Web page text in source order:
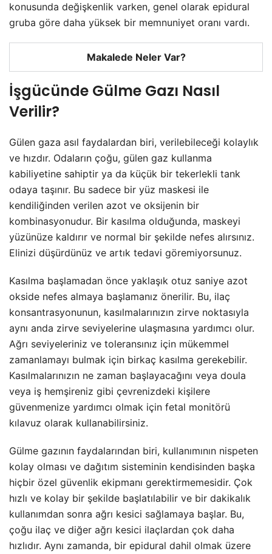
konusunda değişkenlik varken, genel olarak epidural
gruba göre daha yüksek bir memnuniyet oranı vardı.
Makalede Neler Var?
İşgücünde Gülme Gazı Nasıl
Verilir?
Gülen gaza asıl faydalardan biri, verilebileceği kolaylık
ve hızdır. Odaların çoğu, gülen gaz kullanma
kabiliyetine sahiptir ya da küçük bir tekerlekli tank
odaya taşınır. Bu sadece bir yüz maskesi ile
kendiliğinden verilen azot ve oksijenin bir
kombinasyonudur. Bir kasılma olduğunda, maskeyi
yüzünüze kaldırır ve normal bir şekilde nefes alırsınız.
Elinizi düşürdünüz ve artık tedavi göremiyorsunuz.
Kasılma başlamadan önce yaklaşık otuz saniye azot
okside nefes almaya başlamanız önerilir. Bu, ilaç
konsantrasyonunun, kasılmalarınızın zirve noktasıyla
aynı anda zirve seviyelerine ulaşmasına yardımcı olur.
Ağrı seviyeleriniz ve toleransınız için mükemmel
zamanlamayı bulmak için birkaç kasılma gerekebilir.
Kasılmalarınızın ne zaman başlayacağını veya doula
veya iş hemşireniz gibi çevrenizdeki kişilere
güvenmenize yardımcı olmak için fetal monitörü
kılavuz olarak kullanabilirsiniz.
Gülme gazının faydalarından biri, kullanımının nispeten
kolay olması ve dağıtım sisteminin kendisinden başka
hiçbir özel güvenlik ekipmanı gerektirmemesidir. Çok
hızlı ve kolay bir şekilde başlatılabilir ve bir dakikalık
kullanımdan sonra ağrı kesici sağlamaya başlar. Bu,
çoğu ilaç ve diğer ağrı kesici ilaçlardan çok daha
hızlıdır. Aynı zamanda, bir epidural dahil olmak üzere